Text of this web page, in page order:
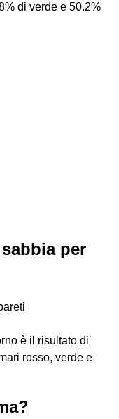
di verde e 50.2%
per
è il risultato di
rosso, verde e